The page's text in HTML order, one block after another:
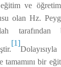
ve
olan Hz.
[1]
tamamını bir